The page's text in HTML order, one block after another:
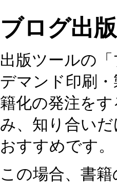
ブログ出
出版ツールの
デマンド印刷
籍化の発注を
み、知り合い
おすすめです。
この場合、書